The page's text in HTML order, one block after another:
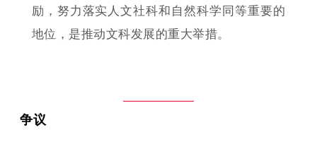
励，努力落实人文社科和自然科学同等重要的
地位，是推动文科发展的重大举措。
争议